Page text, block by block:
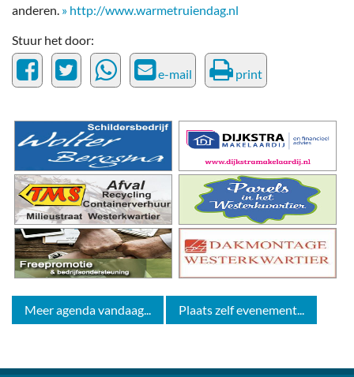
anderen. » http://www.warmetruiendag.nl
Stuur het door:
e-mail print
Meer agenda vandaag... Plaats zelf evenement...